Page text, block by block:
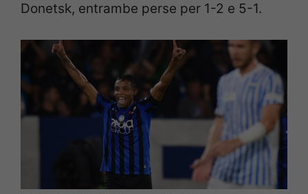
Donetsk, entrambe perse per 1-2 e 5-1.